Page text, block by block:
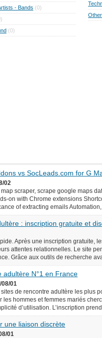
- Bands (0)
(0)
vs SocLeads.com for G
02
scraper, scrape google maps
on with Chrome extensions
of extracting emails
: inscription gratuite et
Après une inscription gratuite,
attentes relationnelles. Le site
Grâce aux outils de recherche
adultère N°1 en France
08/01
sites de rencontre adultère les plus
hommes et femmes mariés
d’utilisation. L’inscription
une liaison discrète
01